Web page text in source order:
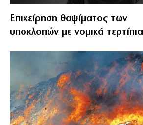
Επιχείρηση θαψίματος των
υποκλοπών με νομικά τερτίπια